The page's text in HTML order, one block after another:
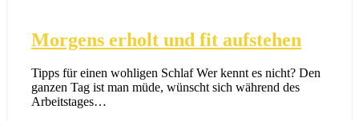
Morgens erholt und fit aufstehen
Tipps für einen wohligen Schlaf Wer kennt es nicht? Den
ganzen Tag ist man müde, wünscht sich während des
Arbeitstages…